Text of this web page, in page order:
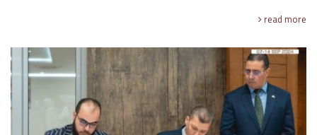
read more